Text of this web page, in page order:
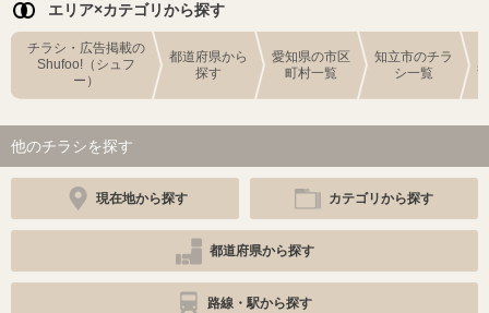
エリア×カテゴリから探す
チラシ・広告掲載の
Shufoo!（シュフ
ー）
都道府県から
探す
愛知県の市区
町村一覧
知立市のチラ
シ一覧
他のチラシを探す
現在地から探す カテゴリから探す
都道府県から探す
路線・駅から探す